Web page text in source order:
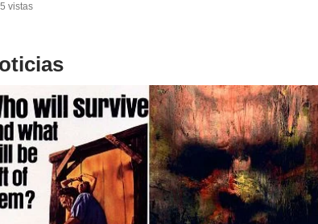
vistas